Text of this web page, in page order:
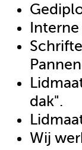
dak".
Wij